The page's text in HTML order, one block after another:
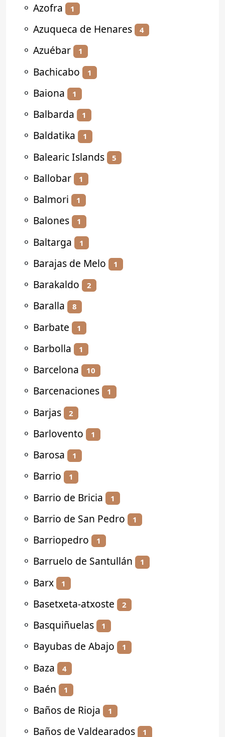
⚬ Azofra 1
⚬ Azuqueca de Henares 4
⚬ Azuébar 1
⚬ Bachicabo 1
⚬ Baiona 1
⚬ Balbarda 1
⚬ Baldatika 1
⚬ Balearic Islands 5
⚬ Ballobar 1
⚬ Balmori 1
⚬ Balones 1
⚬ Baltarga 1
⚬ Barajas de Melo 1
⚬ Barakaldo 2
⚬ Baralla 8
⚬ Barbate 1
⚬ Barbolla 1
⚬ Barcelona 10
⚬ Barcenaciones 1
⚬ Barjas 2
⚬ Barlovento 1
⚬ Barosa 1
⚬ Barrio 1
⚬ Barrio de Bricia 1
⚬ Barrio de San Pedro 1
⚬ Barriopedro 1
⚬ Barruelo de Santullán 1
⚬ Barx 1
⚬ Basetxeta-atxoste 2
⚬ Basquiñuelas 1
⚬ Bayubas de Abajo 1
⚬ Baza 4
⚬ Baén 1
⚬ Baños de Rioja 1
⚬ Baños de Valdearados 1